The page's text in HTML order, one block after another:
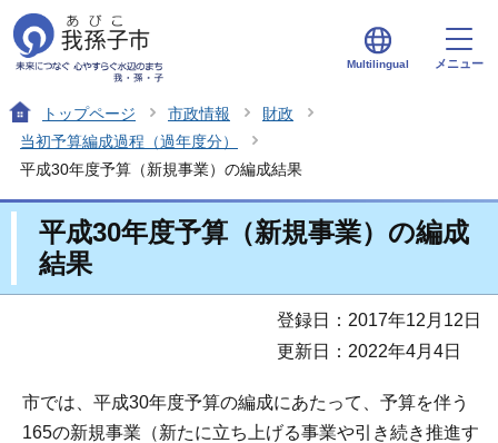
Multilingual メニュー
トップページ 市政情報
財政
当初予算編成過程（過年度分）
平成30年度予算（新規事業）の編成結果
平成30年度予算（新規事業）の編成
結果
登録日：2017年12月12日
更新日：2022年4月4日
市では、平成30年度予算の編成にあたって、予算を伴う
165の新規事業（新たに立ち上げる事業や引き続き推進す